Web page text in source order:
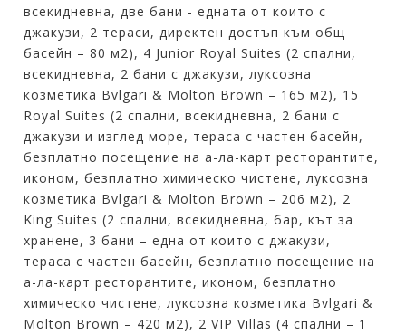
всекидневна, две бани - едната от които с
джакузи, 2 тераси, директен достъп към общ
басейн – 80 м2), 4 Junior Royal Suites (2 спални,
всекидневна, 2 бани с джакузи, луксозна
козметика Bvlgari & Molton Brown – 165 м2), 15
Royal Suites (2 спални, всекидневна, 2 бани с
джакузи и изглед море, тераса с частен басейн,
безплатно посещение на а-ла-карт ресторантите,
иконом, безплатно химическо чистене, луксозна
козметика Bvlgari & Molton Brown – 206 м2), 2
King Suites (2 спални, всекидневна, бар, кът за
хранене, 3 бани – една от които с джакузи,
тераса с частен басейн, безплатно посещение на
а-ла-карт ресторантите, иконом, безплатно
химическо чистене, луксозна козметика Bvlgari &
Molton Brown – 420 м2), 2 VIP Villas (4 спални – 1